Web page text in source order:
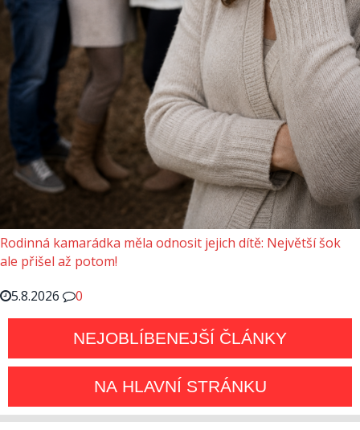
Rodinná kamarádka měla odnosit jejich dítě: Největší šok
ale přišel až potom!
5.8.2026
0
NEJOBLÍBENEJŠÍ ČLÁNKY
NA HLAVNÍ STRÁNKU